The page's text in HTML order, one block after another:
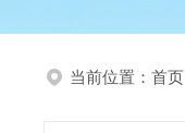
当前位置： 首页